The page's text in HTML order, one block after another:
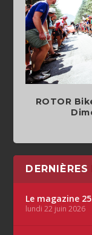
ROTOR
Le magazine
lundi 22 juin 2026